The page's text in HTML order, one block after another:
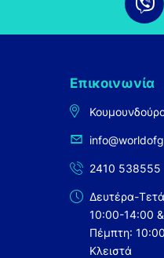
Επικοινωνία
2410 538555
Δευτέρα-
10:00-14:00
Πέμπτη:
Κλειστά